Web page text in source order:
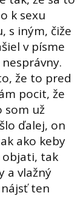
k sexu
s iným, čiže
v písme
že to pred
pocit, že
som už
ďalej, on
ako keby
objati, tak
a vlažný
ten